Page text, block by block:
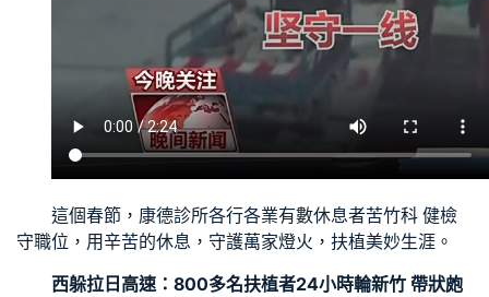
這個春節， 康德診所各行各業有數休息者苦竹科 健檢
守職位，用辛苦的休息，守護萬家燈火，扶植美妙生涯。
西躲拉日高速：800多名扶植者24小時輪新竹 帶狀皰